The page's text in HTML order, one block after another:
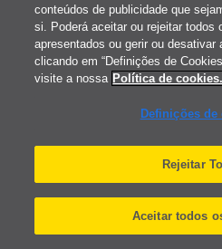
conteúdos de publicidade que
si. Poderá aceitar ou rejeitar todos
apresentados ou gerir ou
clicando em “Definições de
visite a nossa Política de cookies.
Definições de
Rejeitar
Aceitar todos